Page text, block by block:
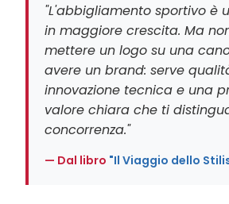
"L'abbigliamento sportivo è
in maggiore crescita. Ma
mettere un logo su una
avere un brand: serve
innovazione tecnica e una
valore chiara che ti
concorrenza."
— Dal libro "Il Viaggio dello